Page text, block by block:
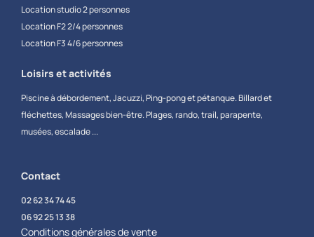
Location studio 2 personnes
Location F2 2/4 personnes
Location F3 4/6 personnes
Loisirs et activités
Piscine à débordement, Jacuzzi, Ping-pong et pétanque. Billard et
fléchettes, Massages bien-être. Plages, rando, trail, parapente,
musées, escalade ...
Contact
02 62 34 74 45
06 92 25 13 38
Conditions générales de vente